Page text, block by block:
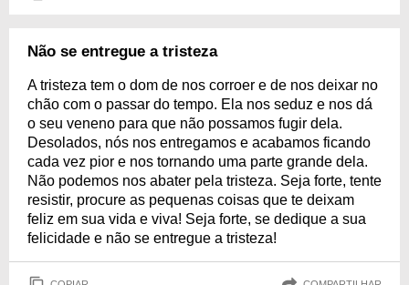
Não se entregue a tristeza
A tristeza tem o dom de nos corroer e de nos deixar no
chão com o passar do tempo. Ela nos seduz e nos dá
o seu veneno para que não possamos fugir dela.
Desolados, nós nos entregamos e acabamos ficando
cada vez pior e nos tornando uma parte grande dela.
Não podemos nos abater pela tristeza. Seja forte, tente
resistir, procure as pequenas coisas que te deixam
feliz em sua vida e viva! Seja forte, se dedique a sua
felicidade e não se entregue a tristeza!